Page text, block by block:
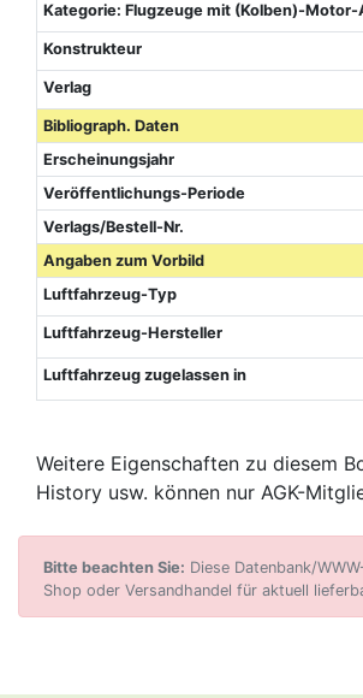
Kategorie: Flugzeuge mit (Kolben)-
Konstrukteur
Verlag
Bibliograph. Daten
Erscheinungsjahr
Veröffentlichungs-Periode
Verlags/Bestell-Nr.
Angaben zum Vorbild
Luftfahrzeug-Typ
Luftfahrzeug-Hersteller
Luftfahrzeug zugelassen in
Weitere Eigenschaften zu diesem
History usw. können nur AGK-
Bitte beachten Sie: Diese Datenbank/
Shop oder Versandhandel für aktuell